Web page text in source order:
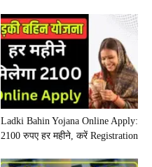
Ladki Bahin Yojana Online Apply:
2100 रुपए हर महीने, करें Registration